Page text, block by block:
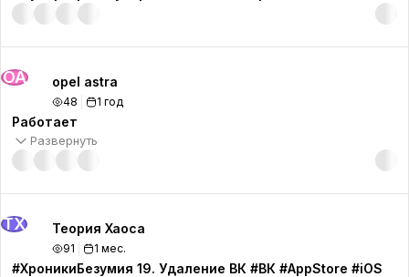
OA opel astra
48 1 год
Работает
Развернуть
ТХ Теория Хаоса
91 1 мес.
#ХроникиБезумия 19. Удаление ВК #ВК #AppStore #iOS